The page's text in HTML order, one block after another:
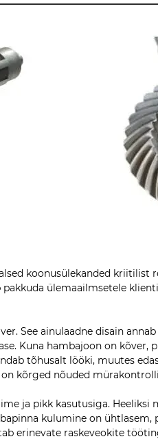
koonusülekanded kriitilist
ülemaailmsetele
See ainulaadne disain
Kuna hambajoon on kõver,
tõhusalt lööki, muutes
kõrged nõuded
ja pikk kasutusiga.
kulumine on ühtlasem,
erinevate raskeveokite